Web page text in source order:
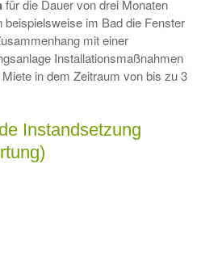
für die Dauer von drei Monaten
im Bad die Fenster
mit einer
Installationsmaßnahmen
in dem Zeitraum von bis zu 3
Instandsetzung